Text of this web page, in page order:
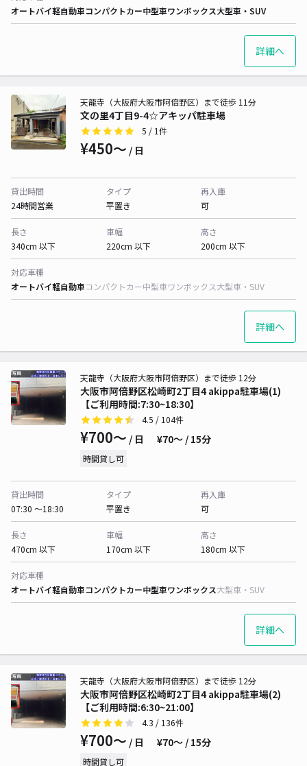
オートバイ軽自動車コンパクトカー中型車ワンボックス大型車・SUV
詳細へ
文の里4丁目9-4☆アキッパ駐車場
天龍寺（大阪府大阪市阿倍野区）まで徒歩 11分
5 / 1件
¥450〜 / 日
貸出時間
24時間営業
タイプ
平置き
再入庫
可
長さ
340cm 以下
車幅
220cm 以下
高さ
200cm 以下
対応車種
オートバイ軽自動車コンパクトカー中型車ワンボックス大型車・SUV
詳細へ
大阪市阿倍野区松崎町2丁目4 akippa駐車場(1)
【ご利用時間:7:30~18:30】
天龍寺（大阪府大阪市阿倍野区）まで徒歩 12分
4.5 / 104件
¥700〜 / 日 ¥70〜 / 15分
時間貸し可
貸出時間
07:30 〜18:30
タイプ
平置き
再入庫
可
長さ
470cm 以下
車幅
170cm 以下
高さ
180cm 以下
対応車種
オートバイ軽自動車コンパクトカー中型車ワンボックス大型車・SUV
詳細へ
大阪市阿倍野区松崎町2丁目4 akippa駐車場(2)
【ご利用時間:6:30~21:00】
天龍寺（大阪府大阪市阿倍野区）まで徒歩 12分
4.3 / 136件
¥700〜 / 日 ¥70〜 / 15分
時間貸し可